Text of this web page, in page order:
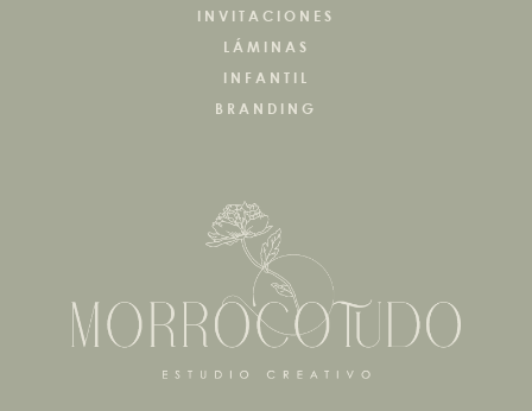
INVITACIONES
LÁMINAS
INFANTIL
BRANDING